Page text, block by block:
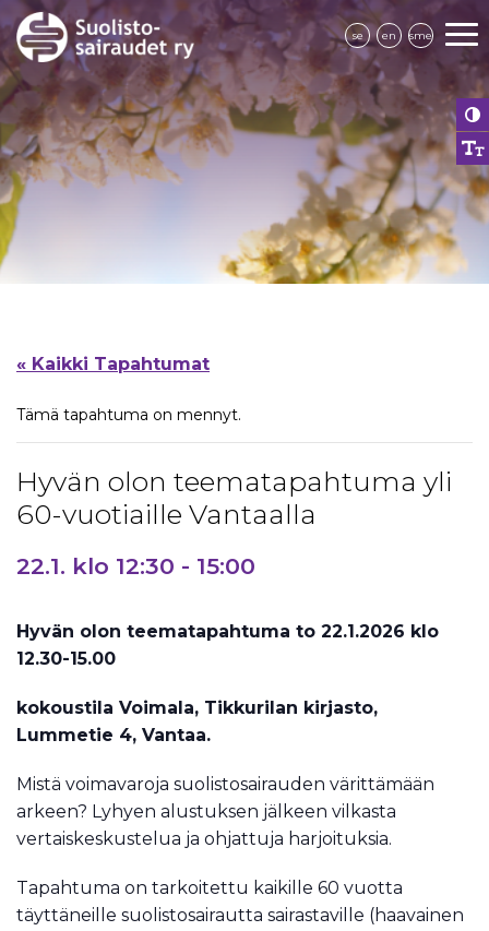
se en sme
« Kaikki Tapahtumat
Tämä tapahtuma on mennyt.
Hyvän olon teematapahtuma yli
60-vuotiaille Vantaalla
22.1. klo 12:30 - 15:00
Hyvän olon teematapahtuma to 22.1.2026 klo
12.30-15.00
kokoustila Voimala, Tikkurilan kirjasto,
Lummetie 4, Vantaa.
Mistä voimavaroja suolistosairauden värittämään
arkeen? Lyhyen alustuksen jälkeen vilkasta
vertaiskeskustelua ja ohjattuja harjoituksia.
Tapahtuma on tarkoitettu kaikille 60 vuotta
täyttäneille suolistosairautta sairastaville (haavainen